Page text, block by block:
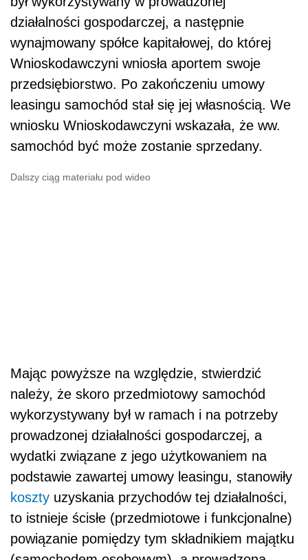
działalności gospodarczej, a następnie
wynajmowany spółce kapitałowej, do której
Wnioskodawczyni wniosła aportem swoje
przedsiębiorstwo. Po zakończeniu umowy
leasingu samochód stał się jej własnością. We
wniosku Wnioskodawczyni wskazała, że ww.
samochód być może zostanie sprzedany.
Dalszy ciąg materiału pod wideo
Mając powyższe na względzie, stwierdzić
należy, że skoro przedmiotowy samochód
wykorzystywany był w ramach i na potrzeby
prowadzonej działalności gospodarczej, a
wydatki związane z jego użytkowaniem na
podstawie zawartej umowy leasingu, stanowiły
koszty uzyskania przychodów tej działalności,
to istnieje ścisłe (przedmiotowe i funkcjonalne)
powiązanie pomiędzy tym składnikiem majątku